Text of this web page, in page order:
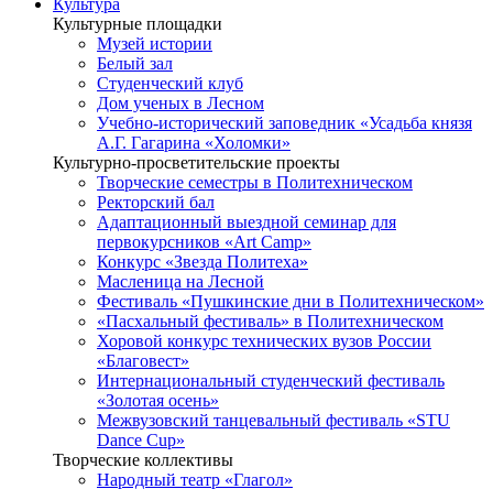
Культурные площадки
Музей истории
Белый зал
Студенческий клуб
Дом ученых в Лесном
Учебно-исторический заповедник «Усадьба князя
А.Г. Гагарина «Холомки»
Культурно-просветительские проекты
Творческие семестры в Политехническом
Ректорский бал
Адаптационный выездной семинар для
первокурсников «Art Camp»
Конкурс «Звезда Политеха»
Масленица на Лесной
Фестиваль «Пушкинские дни в Политехническом»
«Пасхальный фестиваль» в Политехническом
Хоровой конкурс технических вузов России
«Благовест»
Интернациональный студенческий фестиваль
«Золотая осень»
Межвузовский танцевальный фестиваль «STU
Dance Cup»
Творческие коллективы
Народный театр «Глагол»